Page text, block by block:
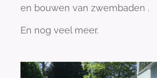
en bouwen van zwembaden .
En nog veel meer.